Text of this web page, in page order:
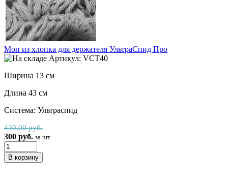
Моп из хлопка для держателя УльтраСпид Про
Артикул: VCT40
Ширина 13 см
Длина 43 см
Система: Ультраспид
430.00 руб.
300 руб. за шт